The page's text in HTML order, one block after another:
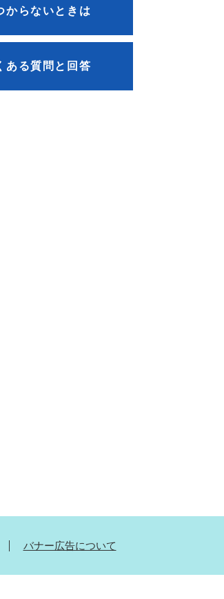
からないときは
ある質問と回答
バナー広告について